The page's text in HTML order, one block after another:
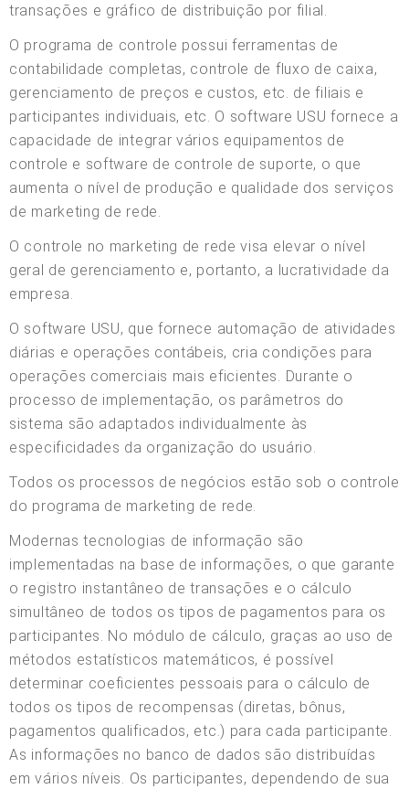
transações e gráfico de distribuição por filial.
O programa de controle possui ferramentas de
contabilidade completas, controle de fluxo de caixa,
gerenciamento de preços e custos, etc. de filiais e
participantes individuais, etc. O software USU fornece a
capacidade de integrar vários equipamentos de
controle e software de controle de suporte, o que
aumenta o nível de produção e qualidade dos serviços
de marketing de rede.
O controle no marketing de rede visa elevar o nível
geral de gerenciamento e, portanto, a lucratividade da
empresa.
O software USU, que fornece automação de atividades
diárias e operações contábeis, cria condições para
operações comerciais mais eficientes. Durante o
processo de implementação, os parâmetros do
sistema são adaptados individualmente às
especificidades da organização do usuário.
Todos os processos de negócios estão sob o controle
do programa de marketing de rede.
Modernas tecnologias de informação são
implementadas na base de informações, o que garante
o registro instantâneo de transações e o cálculo
simultâneo de todos os tipos de pagamentos para os
participantes. No módulo de cálculo, graças ao uso de
métodos estatísticos matemáticos, é possível
determinar coeficientes pessoais para o cálculo de
todos os tipos de recompensas (diretas, bônus,
pagamentos qualificados, etc.) para cada participante.
As informações no banco de dados são distribuídas
em vários níveis. Os participantes, dependendo de sua